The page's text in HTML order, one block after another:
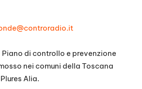
di controllo e prevenzione
nei comuni della Toscana
Alia.